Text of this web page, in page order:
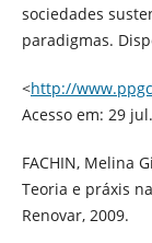
sociedades
paradigmas.
<http://
Acesso em: 29
FACHIN, Melina
Teoria e práxis
Renovar, 2009.